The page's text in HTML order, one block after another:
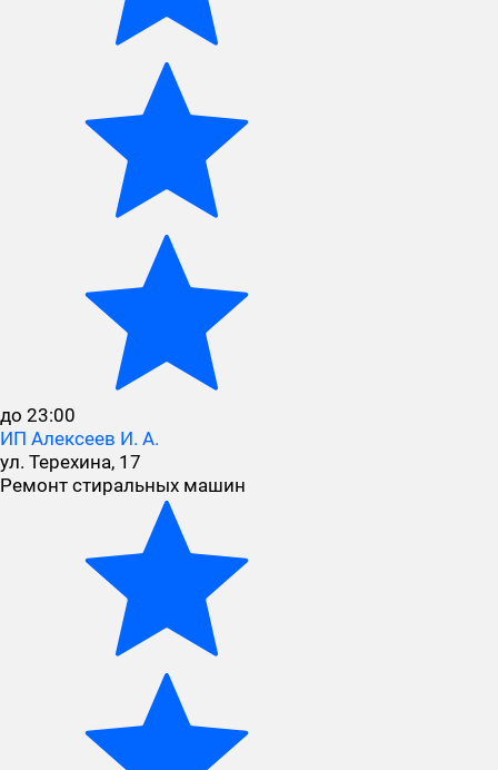
до 23:00
ИП Алексеев И. А.
ул. Терехина, 17
Ремонт стиральных машин